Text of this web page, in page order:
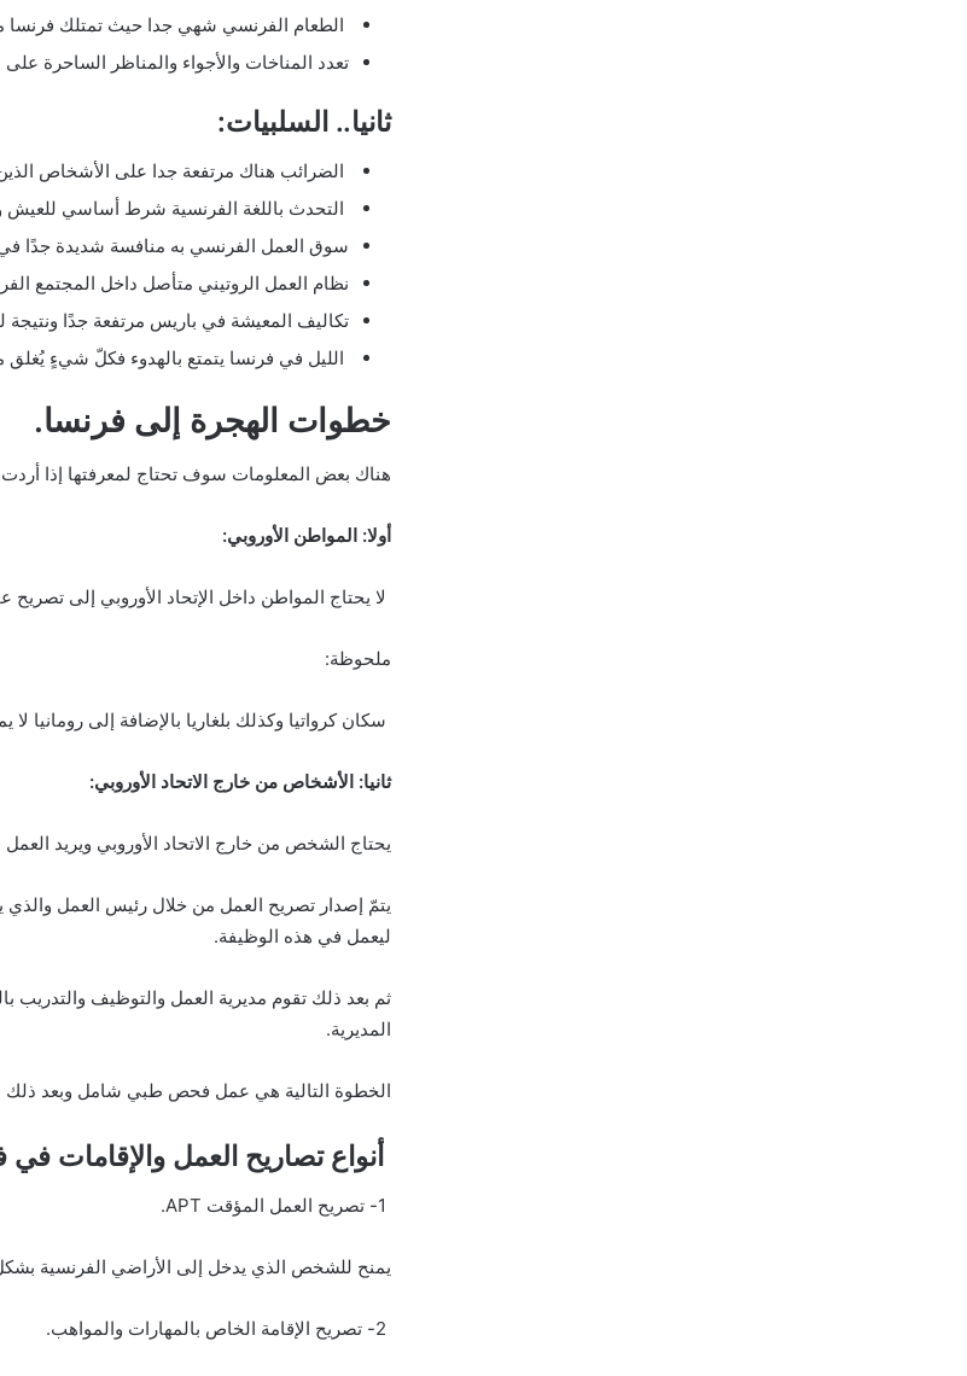
الطعام الفرنسي شهي جدا حيث تمتلك فرنسا
تعدد المناخات والأجواء والمناظر الساحرة
ثانيا.. السلبيات:
الضرائب هناك مرتفعة جدا على الأشخاص الذين يتجاوز دخلهم
التحدث باللغة الفرنسية شرط أساسي للعيش
سوق العمل الفرنسي به منافسة شديدة جدًا
نظام العمل الروتيني متأصل داخل المجتمع
تكاليف المعيشة في باريس مرتفعة جدًا
الليل في فرنسا يتمتع بالهدوء فكلّ شيءٍ يُغلق
خطوات الهجرة إلى فرنسا.
هناك بعض المعلومات سوف تحتاج لمعرفتها إذا
أولا: المواطن الأوروبي:
لا يحتاج المواطن داخل الإتحاد الأوروبي إلى
ملحوظة:
سكان كرواتيا وكذلك بلغاريا بالإضافة إلى رومانيا
ثانيا: الأشخاص من خارج الاتحاد الأوروبي:
يحتاج الشخص من خارج الاتحاد الأوروبي ويريد
يتمّ إصدار تصريح العمل من خلال رئيس العمل
ليعمل في هذه الوظيفة.
ثم بعد ذلك تقوم مديرية العمل والتوظيف
المديرية.
الخطوة التالية هي عمل فحص طبي شامل وبعد
أنواع تصاريح العمل والإقامات
يمنح للشخص الذي يدخل إلى الأراضي الفرنسية